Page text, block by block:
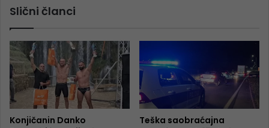
Slični članci
Konjičanin Danko
Teška saobraćajna